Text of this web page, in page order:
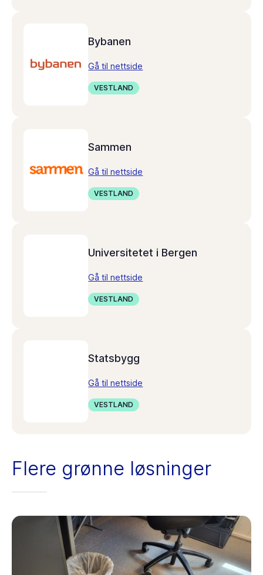
Bybanen
Gå til nettside
VESTLAND
Sammen
Gå til nettside
VESTLAND
Universitetet i Bergen
Gå til nettside
VESTLAND
Statsbygg
Gå til nettside
VESTLAND
Flere grønne løsninger